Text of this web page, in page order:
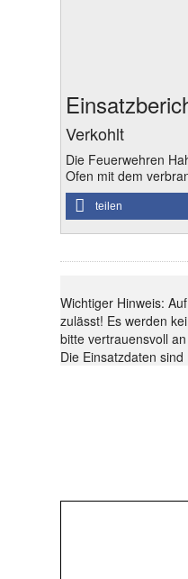
Verkohlt
Die Feuerwehren
Ofen mit dem
teilen
Wichtiger Hinweis:
zulässt! Es werden
bitte vertrauensvoll
Die Einsatzdaten